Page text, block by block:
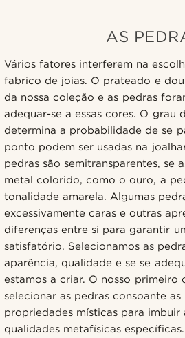
AS
Vários fatores interferem na
fabrico de joias. O prateado e
da nossa coleção e as pedras
adequar-se a essas cores. O grau
determina a probabilidade de se
ponto podem ser usadas na
pedras são semitransparentes, se
metal colorido, como o ouro, a
tonalidade amarela. Algumas
excessivamente caras e outras
diferenças entre si para garantir
satisfatório. Selecionamos as
aparência, qualidade e se se
estamos a criar. O nosso primeiro
selecionar as pedras consoante as
propriedades místicas para imbuir
qualidades metafísicas